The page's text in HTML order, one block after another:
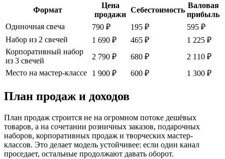
Формат
Цена
продажи
Себестоимость
Валовая
прибыль
Одиночная свеча
790 ₽ 195 ₽
595 ₽
Набор из 2 свечей
1 690 ₽ 465 ₽
1 225 ₽
Корпоративный набор
из 3 свечей
2 790 ₽ 680 ₽
2 110 ₽
Место на мастер-классе
1 900 ₽ 600 ₽ 1 300 ₽
План продаж и доходов
План продаж строится не на огромном потоке дешёвых
товаров, а на сочетании розничных заказов, подарочных
наборов, корпоративных продаж и творческих мастер-
классов. Это делает модель устойчивее: если один канал
проседает, остальные продолжают давать оборот.